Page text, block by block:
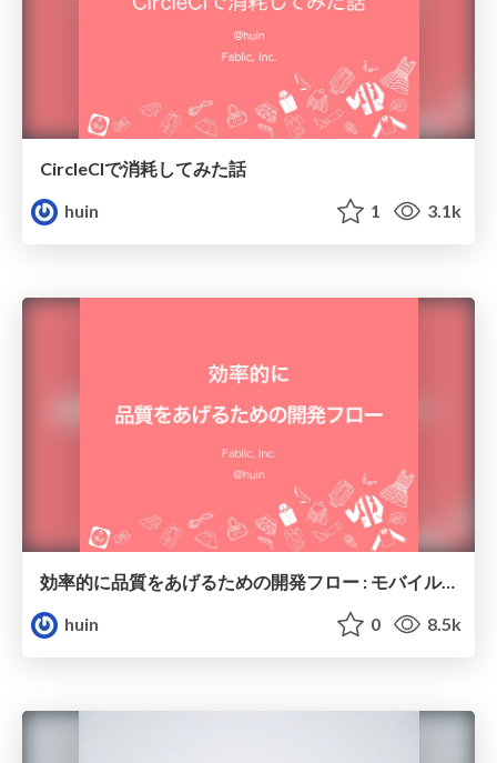
CircleCIで消耗してみた話
huin
1 3.1k
効率的に品質をあげるための開発フロー : モバイルテスト手法
huin
0 8.5k